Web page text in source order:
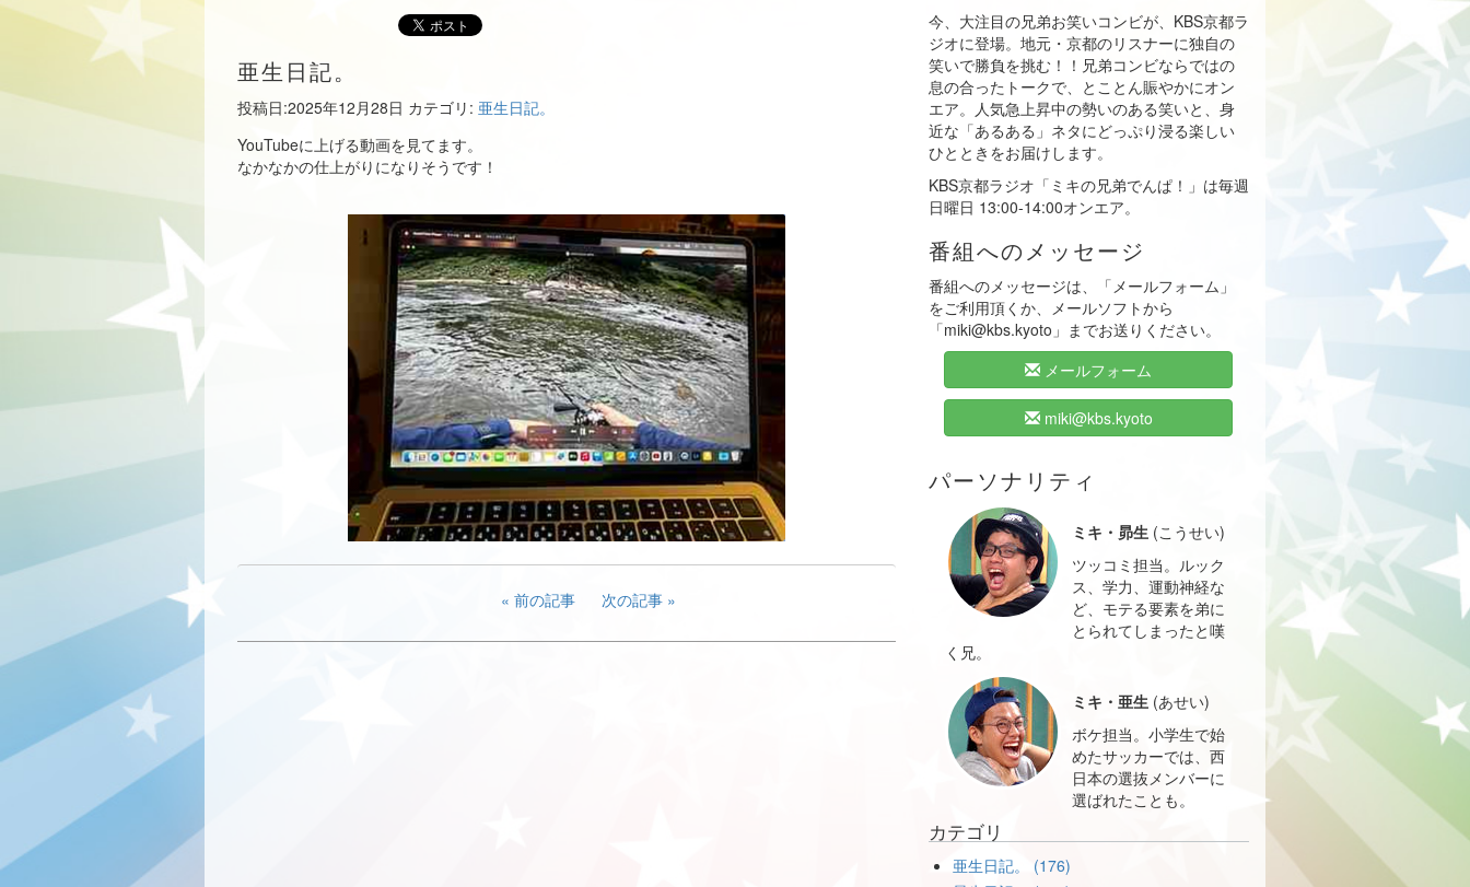
亜生日記。
投稿日:2025年12月28日 カテゴリ: 亜生日記。
YouTubeに上げる動画を見てます。
なかなかの仕上がりになりそうです！
前の記事 次の記事
今、大注目の兄弟お笑いコンビが、KBS京都ラ
ジオに登場。地元・京都のリスナーに独自の
笑いで勝負を挑む！！兄弟コンビならではの
息の合ったトークで、とことん賑やかにオン
エア。人気急上昇中の勢いのある笑いと、身
近な「あるある」ネタにどっぷり浸る楽しい
ひとときをお届けします。
KBS京都ラジオ「ミキの兄弟でんぱ！」は毎週
日曜日 13:00-14:00オンエア。
番組へのメッセージ
番組へのメッセージは、「メールフォーム」
をご利用頂くか、メールソフトから
「miki@kbs.kyoto」までお送りください。
メールフォーム
miki@kbs.kyoto
パーソナリティ
ミキ・昴生(こうせい)
ツッコミ担当。ルック
ス、学力、運動神経な
ど、モテる要素を弟に
とられてしまったと嘆
く兄。
ミキ・亜生(あせい)
ボケ担当。小学生で始
めたサッカーでは、西
日本の選抜メンバーに
選ばれたことも。
カテゴリ
亜生日記。 (176)